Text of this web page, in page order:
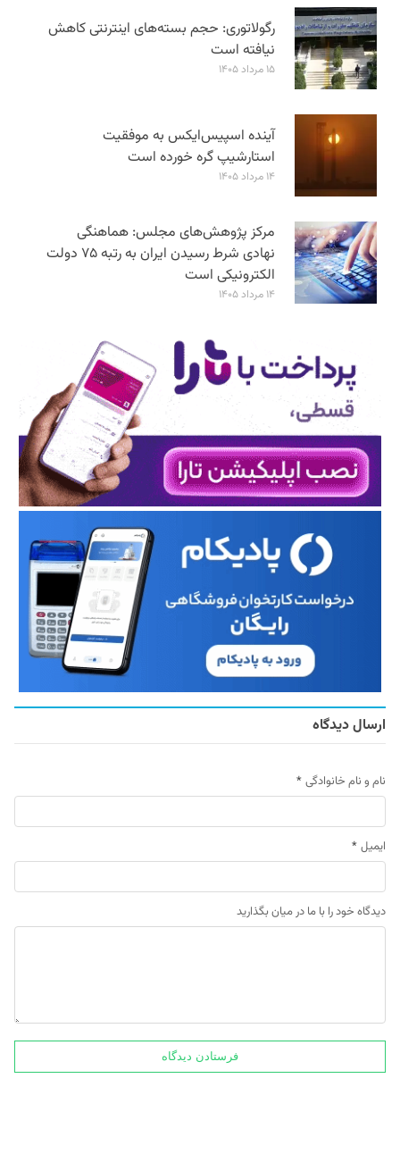
رگولاتوری: حجم بسته‌های اینترنتی کاهش
نیافته است
۱۵ مرداد ۱۴۰۵
آینده اسپیس‌ایکس به موفقیت
استارشیپ گره خورده است
۱۴ مرداد ۱۴۰۵
مرکز پژوهش‌های مجلس: هماهنگی
نهادی شرط رسیدن ایران به رتبه ۷۵ دولت
الکترونیکی است
۱۴ مرداد ۱۴۰۵
ارسال دیدگاه
نام و نام خانوادگی *
ایمیل *
دیدگاه خود را با ما در میان بگذارید